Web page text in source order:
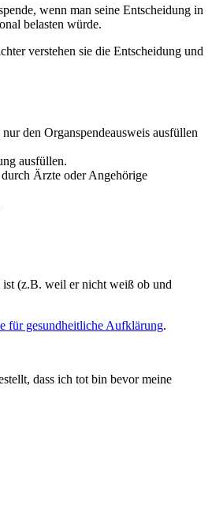
wenn man seine Entscheidung in
belasten würde.
verstehen sie die Entscheidung und
den Organspendeausweis ausfüllen
ausfüllen.
Ärzte oder Angehörige
ist (z.B. weil er nicht weiß ob und
für gesundheitliche Aufklärung.
dass ich tot bin bevor meine